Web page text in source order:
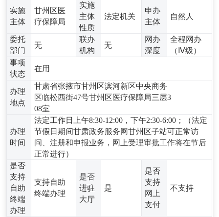
实施
主体
甘州区医
疗保障局
实施
主体
性质
法定机关
申办
主体
自然人
委托
部门
无
联办
机构
无
网办
深度
全程网办
（Ⅳ级）
事项
状态
在用
办理
地点
甘肃省张掖市甘州区滨河新区中央商务
区临松西街47号甘州区医疗保障局三层3
08室
办理
时间
法定工作日上午8:30-12:00，下午2:30-6:00；（法定
节假日期间甘肃政务服务网甘州区子站可正常访
问、注册和申报业务，网上受理审批工作将在节后
正常进行）
是否
支持
自助
终端
办理
支持自助
终端办理
是否
进驻
大厅
是
是否
支持
网上
支付
不支持